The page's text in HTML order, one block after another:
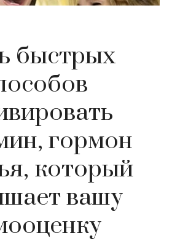
быстрых
гормон
который
вашу